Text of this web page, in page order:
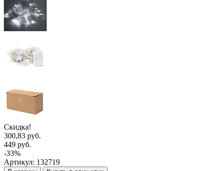
Скидка!
300,83 руб.
449 руб.
-33%
Артикул: 132719